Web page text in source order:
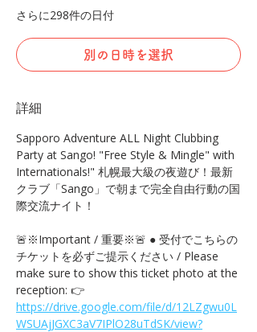
さらに298件の日付
別の日時を選択
詳細
Sapporo Adventure ALL Night Clubbing
Party at Sango! "Free Style & Mingle" with
Internationals!" 札幌最大級の夜遊び！最新
クラブ「Sango」で朝まで完全自由行動の国
際交流ナイト！
🚨※Important / 重要※🚨 ● 受付でこちらの
チケットを必ずご提示ください / Please
make sure to show this ticket photo at the
reception: 👉
https://drive.google.com/file/d/12LZgwu0L
WSUAjJGXC3aV7IPlO28uTdSK/view?